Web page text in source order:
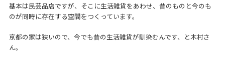
基本は民芸品店ですが、そこに生活雑貨をあわせ、昔のものと今のも
のが同時に存在する空間をつくっています。
京都の家は狭いので、今でも昔の生活雑貨が馴染むんです、と木村さ
ん。